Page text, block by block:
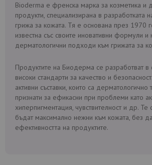
Bioderma е френска марка за козметика и
продукти, специализирана в разработката
грижа за кожата. Тя е основана през 1970
известна със своите иновативни формули и
дерматологични подходи към грижата за
Продуктите на Биодерма се разработват в
високи стандарти за качество и
активни съставки, които са дерматологично
признати за ефикасни при проблеми като
хиперпигментация, чувствителност и др. Те
бъдат максимално нежни към кожата, без
ефективността на продуктите.